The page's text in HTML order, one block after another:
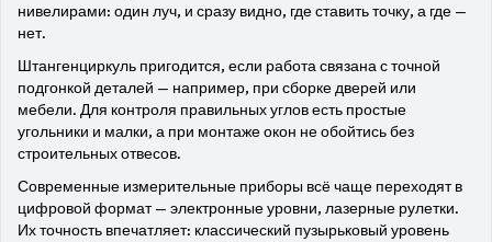
нивелирами: один луч, и сразу видно, где ставить точку, а где —
нет.
Штангенциркуль пригодится, если работа связана с точной
подгонкой деталей — например, при сборке дверей или
мебели. Для контроля правильных углов есть простые
угольники и малки, а при монтаже окон не обойтись без
строительных отвесов.
Современные измерительные приборы всё чаще переходят в
цифровой формат — электронные уровни, лазерные рулетки.
Их точность впечатляет: классический пузырьковый уровень